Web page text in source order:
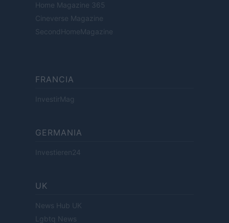
Home Magazine 365
Cineverse Magazine
SecondHomeMagazine
FRANCIA
InvestirMag
GERMANIA
Investieren24
UK
News Hub UK
Lgbtq News